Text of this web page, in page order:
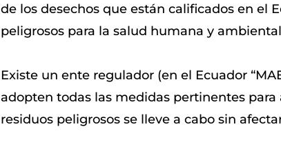
de los desechos que están calificados en el
peligrosos para la salud humana y
Existe un ente regulador (en el Ecuador
adopten todas las medidas pertinentes
residuos peligrosos se lleve a cabo sin